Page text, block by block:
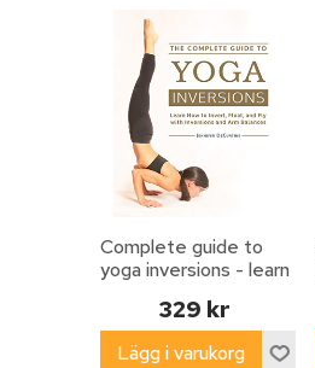
Complete guide to
yoga inversions - learn
and fly wit329 kr